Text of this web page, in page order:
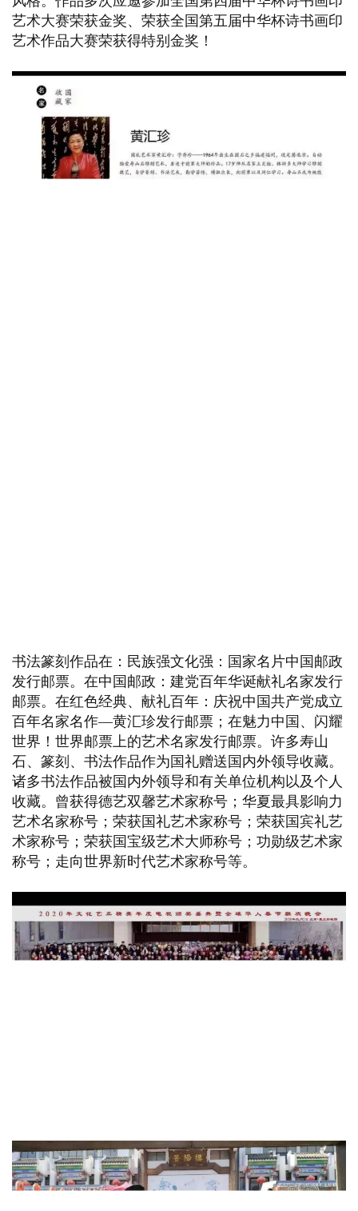
艺术大赛荣获金奖、荣获全国第五届中华杯诗书画印
艺术作品大赛荣获得特别金奖！
书法篆刻作品在：民族强文化强：国家名片中国邮政
发行邮票。在中国邮政：建党百年华诞献礼名家发行
邮票。在红色经典、献礼百年：庆祝中国共产党成立
百年名家名作—黄汇珍发行邮票；在魅力中国、闪耀
世界！世界邮票上的艺术名家发行邮票。许多寿山
石、篆刻、书法作品作为国礼赠送国内外领导收藏。
诸多书法作品被国内外领导和有关单位机构以及个人
收藏。曾获得德艺双馨艺术家称号；华夏最具影响力
艺术名家称号；荣获国礼艺术家称号；荣获国宾礼艺
术家称号；荣获国宝级艺术大师称号；功勋级艺术家
称号；走向世界新时代艺术家称号等。